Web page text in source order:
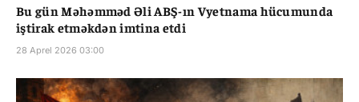
Bu gün Məhəmməd Əli ABŞ-ın Vyetnama hücumunda
iştirak etməkdən imtina etdi
28 Aprel 2026 03:00